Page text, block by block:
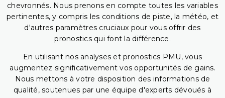
chevronnés. Nous prenons en compte toutes les variables
pertinentes, y compris les conditions de piste, la météo, et
d'autres paramètres cruciaux pour vous offrir des
pronostics qui font la différence.
En utilisant nos analyses et pronostics PMU, vous
augmentez significativement vos opportunités de gains.
Nous mettons à votre disposition des informations de
qualité, soutenues par une équipe d'experts dévoués à